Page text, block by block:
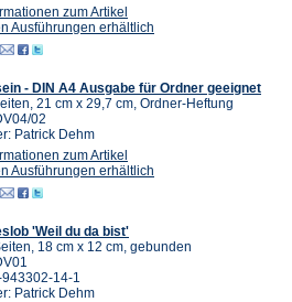
zum Artikel
Ausführungen erhältlich
- DIN A4 Ausgabe für Ordner geeignet
21 cm x 29,7 cm, Ordner-Heftung
02
Patrick Dehm
zum Artikel
Ausführungen erhältlich
'Weil du da bist'
18 cm x 12 cm, gebunden
943302-14-1
Patrick Dehm